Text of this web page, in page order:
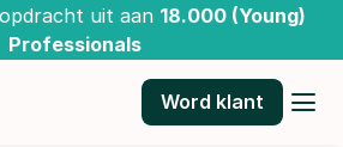
uit aan 18.000 (Young)
Professionals
Word klant